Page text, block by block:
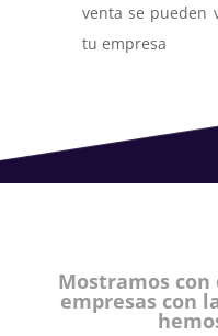
venta se pueden
tu empresa
Mostramos
empresas con